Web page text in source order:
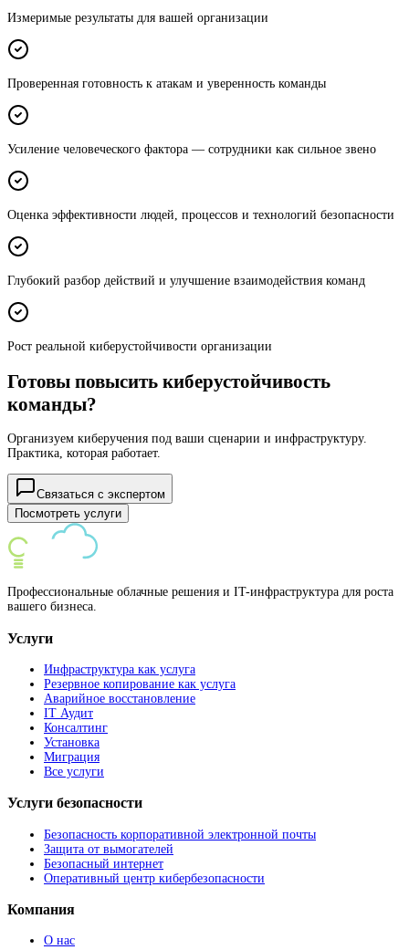
Измеримые результаты для вашей организации
Проверенная готовность к атакам и уверенность команды
Усиление человеческого фактора — сотрудники как сильное звено
Оценка эффективности людей, процессов и технологий безопасности
Глубокий разбор действий и улучшение взаимодействия команд
Рост реальной киберустойчивости организации
Готовы повысить киберустойчивость
команды?
Организуем киберучения под ваши сценарии и инфраструктуру.
Практика, которая работает.
Связаться с экспертом
Посмотреть услуги
Профессиональные облачные решения и IT-инфраструктура для роста
вашего бизнеса.
Услуги
Инфраструктура как услуга
Резервное копирование как услуга
Аварийное восстановление
IT Аудит
Консалтинг
Установка
Миграция
Все услуги
Услуги безопасности
Безопасность корпоративной электронной почты
Защита от вымогателей
Безопасный интернет
Оперативный центр кибербезопасности
Компания
О нас